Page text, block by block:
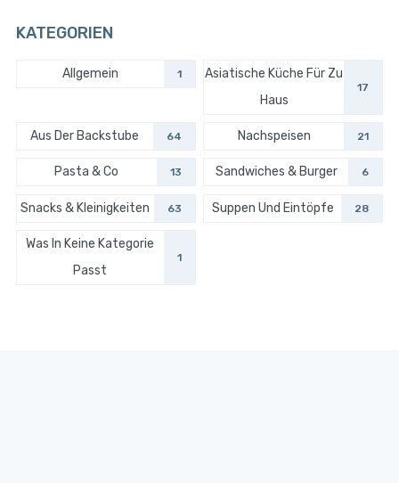
KATEGORIEN
Allgemein 1
Asiatische Küche Für Zu
Haus
17
Aus Der Backstube 64 Nachspeisen 21
Pasta & Co 13 Sandwiches & Burger 6
Snacks & Kleinigkeiten 63 Suppen Und Eintöpfe 28
Was In Keine Kategorie
Passt
1